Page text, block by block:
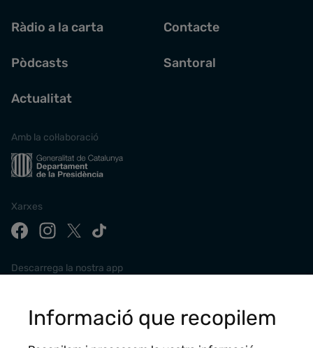
Ràdio a la carta
Pòdcasts
Actualitat
Contacte
Santoral
Amb la col·laboració
Xarxes
Descarrega la nostra app
Informació que recopilem